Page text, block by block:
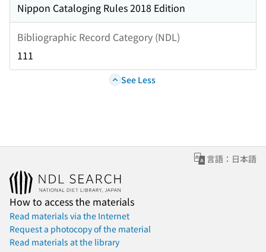
Nippon Cataloging Rules 2018 Edition
Bibliographic Record Category (NDL)
111
See Less
言語：日本語
How to access the materials
Read materials via the Internet
Request a photocopy of the material
Read materials at the library